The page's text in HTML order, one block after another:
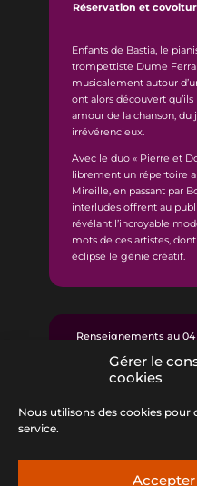
Gérer le
cookies
Nous utilisons des cookies
service.
Réservation et
Enfants de Bastia, le
trompettiste Dume
musicalement autour
ont alors découvert
amour de la chanson, du
irrévérencieux.
Avec le duo « Pierre et
librement un répertoire
Mireille, en passant par
interludes offrent au
révélant l’incroyable
mots de ces artistes,
éclipsé le génie créatif.
Renseignements au
Réservations en
Tarif adulte : 20 €